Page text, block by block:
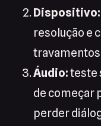
Dispositivo:
resolução e
Áudio:teste
de começar
perder